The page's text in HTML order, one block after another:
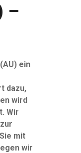
–
ein
dazu,
wird
Wir
mit
wir